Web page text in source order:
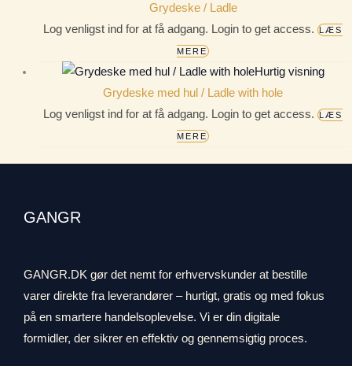
Grydeske / Ladle
Log venligst ind for at få adgang. Login to get access.
LÆS
MERE
Hurtig visning
Grydeske med hul / Ladle with hole
Log venligst ind for at få adgang. Login to get access.
LÆS
MERE
GANGR
GANGR.DK gør det nemt for erhvervskunder at bestille
varer direkte fra leverandører – hurtigt, gratis og med fokus
på en smartere handelsoplevelse. Vi er din digitale
formidler, der sikrer en effektiv og gennemsigtig proces.